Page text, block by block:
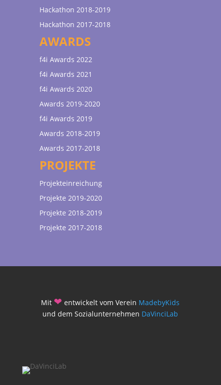
Hackathon 2018-2019
Hackathon 2017-2018
AWARDS
f4i Awards 2022
f4i Awards 2021
f4i Awards 2020
Awards 2019-2020
f4i Awards 2019
Awards 2018-2019
Awards 2017-2018
PROJEKTE
Projekteinreichung
Projekte 2019-2020
Projekte 2018-2019
Projekte 2017-2018
Mit ❤ entwickelt vom Verein MadebyKids
und dem Sozialunternehmen DaVinciLab